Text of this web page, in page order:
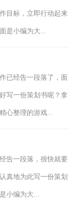
目标，立即行动起来
是小编为大...
已经告一段落了，面
写一份策划书呢？拿
心整理的游戏...
告一段落，很快就要
真地为此写一份策划
小编为大...